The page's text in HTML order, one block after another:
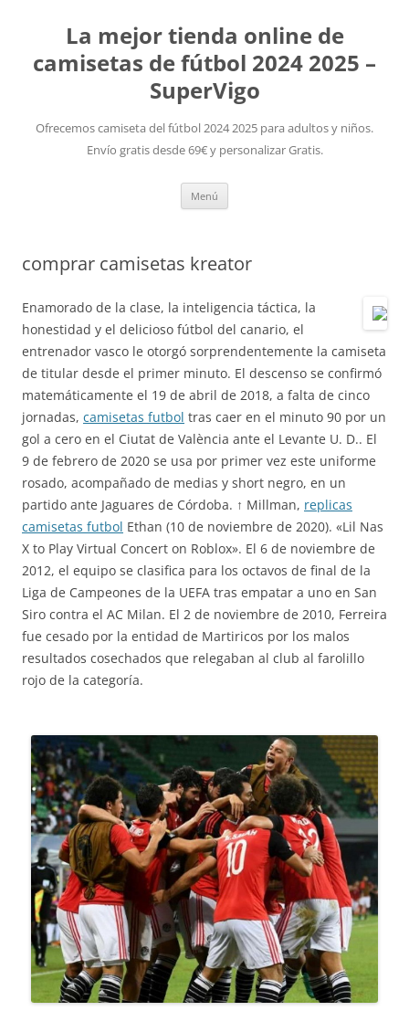
La mejor tienda online de
camisetas de fútbol 2024 2025 –
SuperVigo
Ofrecemos camiseta del fútbol 2024 2025 para adultos y niños.
Envío gratis desde 69€ y personalizar Gratis.
Menú
comprar camisetas kreator
Enamorado de la clase, la inteligencia táctica, la
honestidad y el delicioso fútbol del canario, el
entrenador vasco le otorgó sorprendentemente la camiseta
de titular desde el primer minuto. El descenso se confirmó
matemáticamente el 19 de abril de 2018, a falta de cinco
jornadas, camisetas futbol tras caer en el minuto 90 por un
gol a cero en el Ciutat de València ante el Levante U. D.. El
9 de febrero de 2020 se usa por primer vez este uniforme
rosado, acompañado de medias y short negro, en un
partido ante Jaguares de Córdoba. ↑ Millman, replicas
camisetas futbol Ethan (10 de noviembre de 2020). «Lil Nas
X to Play Virtual Concert on Roblox». El 6 de noviembre de
2012, el equipo se clasifica para los octavos de final de la
Liga de Campeones de la UEFA tras empatar a uno en San
Siro contra el AC Milan. El 2 de noviembre de 2010, Ferreira
fue cesado por la entidad de Martiricos por los malos
resultados cosechados que relegaban al club al farolillo
rojo de la categoría.